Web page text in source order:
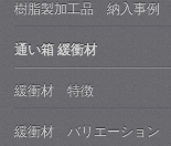
樹脂製加工品 納入事例
通い箱 緩衝材
緩衝材 特徴
緩衝材 バリエーション